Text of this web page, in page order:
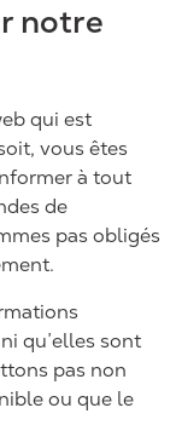
notre
qui est
vous êtes
à tout
de
pas obligés
qu’elles sont
pas non
ou que le